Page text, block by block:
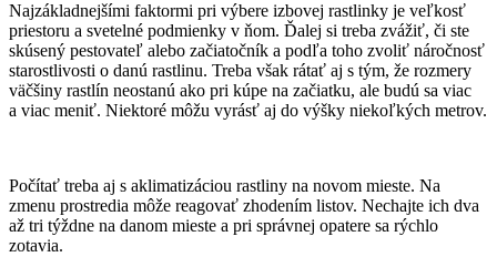
Najzákladnejšími faktormi pri výbere izbovej rastlinky je veľkosť
priestoru a svetelné podmienky v ňom. Ďalej si treba zvážiť, či ste
skúsený pestovateľ alebo začiatočník a podľa toho zvoliť náročnosť
starostlivosti o danú rastlinu. Treba však rátať aj s tým, že rozmery
väčšiny rastlín neostanú ako pri kúpe na začiatku, ale budú sa viac
a viac meniť. Niektoré môžu vyrásť aj do výšky niekoľkých metrov.
Počítať treba aj s aklimatizáciou rastliny na novom mieste. Na
zmenu prostredia môže reagovať zhodením listov. Nechajte ich dva
až tri týždne na danom mieste a pri správnej opatere sa rýchlo
zotavia.